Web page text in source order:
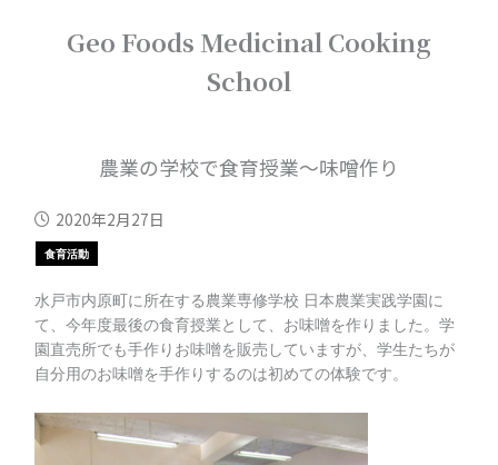
Geo Foods Medicinal Cooking
School
農業の学校で食育授業～味噌作り
2020年2月27日
食育活動
水戸市内原町に所在する農業専修学校 日本農業実践学園に
て、今年度最後の食育授業として、お味噌を作りました。学
園直売所でも手作りお味噌を販売していますが、学生たちが
自分用のお味噌を手作りするのは初めての体験です。